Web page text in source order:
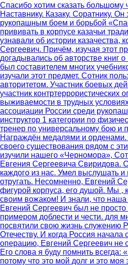
Спасибо хотим сказать большому
Наставнику. Казаку. Соратнику.
рукопашным боем и борьбой
прививать в корпусе казачьи
узнавали об истории казачества,
Сергеевич. Причём, изучая этот
догадывались об авторстве книг
был составителем многих
изучали этот предмет. Сотник
авторитетом. Участник боевых
участник контртеррористических
выживаемости в трудных
ассоциации России среди
инструктор 1 категории по
тренер по универсальному бою и
Награждён медалями и орденами.
своего существования рядом с
изучили нашего «Черномора»,
Евгения Сергеевича Свиридова.
каждого из нас. Умел выслушать и
отругать. Несомненно, Евгений
фигурой корпуса, его душой. Мы ,
своим вожаком! И знали, что
Евгений Сергеевич был не
примером доблести и чести. для
посвятили свою жизнь служению
Отечеству. И когда Россия
операцию, Евгений Сергеевич не
Его слова я буду помнить всегда:
потому что это мой долг и это моя